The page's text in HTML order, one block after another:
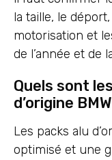
la taille, le
motorisation et
de l’année et de
Quels sont
d’origine
Les packs alu
optimisé et une